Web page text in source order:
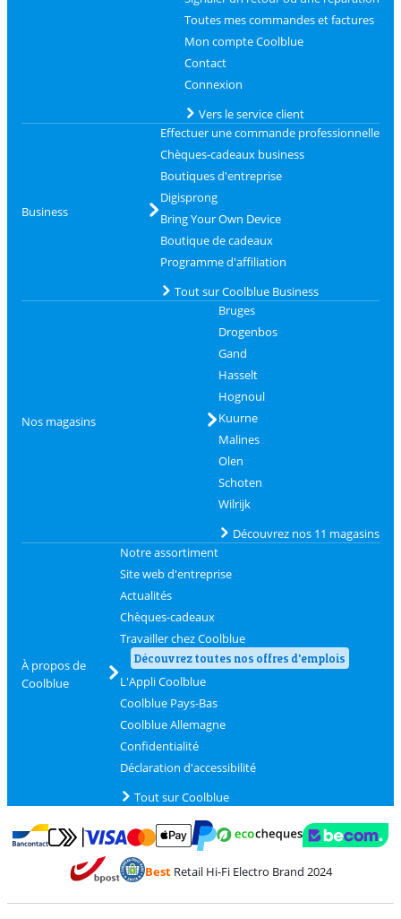
Toutes mes commandes et factures
Mon compte Coolblue
Contact
Connexion
Vers le service client
Business
Effectuer une commande professionnelle
Chèques-cadeaux business
Boutiques d'entreprise
Digisprong
Bring Your Own Device
Boutique de cadeaux
Programme d'affiliation
Tout sur Coolblue Business
Nos magasins
Bruges
Drogenbos
Gand
Hasselt
Hognoul
Kuurne
Malines
Olen
Schoten
Wilrijk
Découvrez nos 11 magasins
À propos de
Coolblue
Notre assortiment
Site web d'entreprise
Actualités
Chèques-cadeaux
Travailler chez Coolblue
Découvrez toutes nos offres d'emplois
L'Appli Coolblue
Coolblue Pays-Bas
Coolblue Allemagne
Confidentialité
Déclaration d'accessibilité
Tout sur Coolblue
Payer avec Bancontact
Payer avec MasterCard et Visa via ClickToPay
BestRetail Hi-Fi Electro Brand 2024